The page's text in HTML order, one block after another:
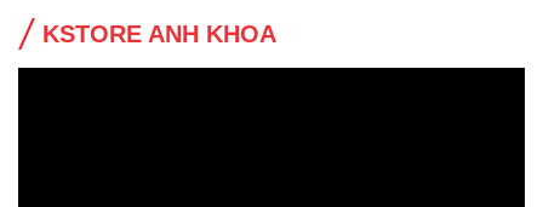
KSTORE ANH KHOA